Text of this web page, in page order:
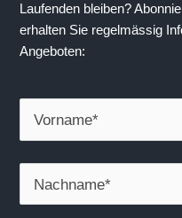
Laufenden bleiben?
erhalten Sie regelmässig
Angeboten: